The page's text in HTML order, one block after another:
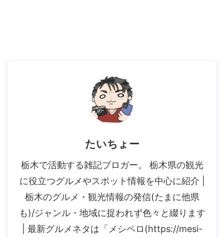
たいちょー
栃木で活動する雑記ブロガー。 栃木県の観光
に役立つグルメやスポット情報を中心に紹介 |
栃木のグルメ・観光情報の発信(たまに他県
も)/ジャンル・地域に捉われず色々と綴ります
| 最新グルメネタは「メシペロ(https://mesi-